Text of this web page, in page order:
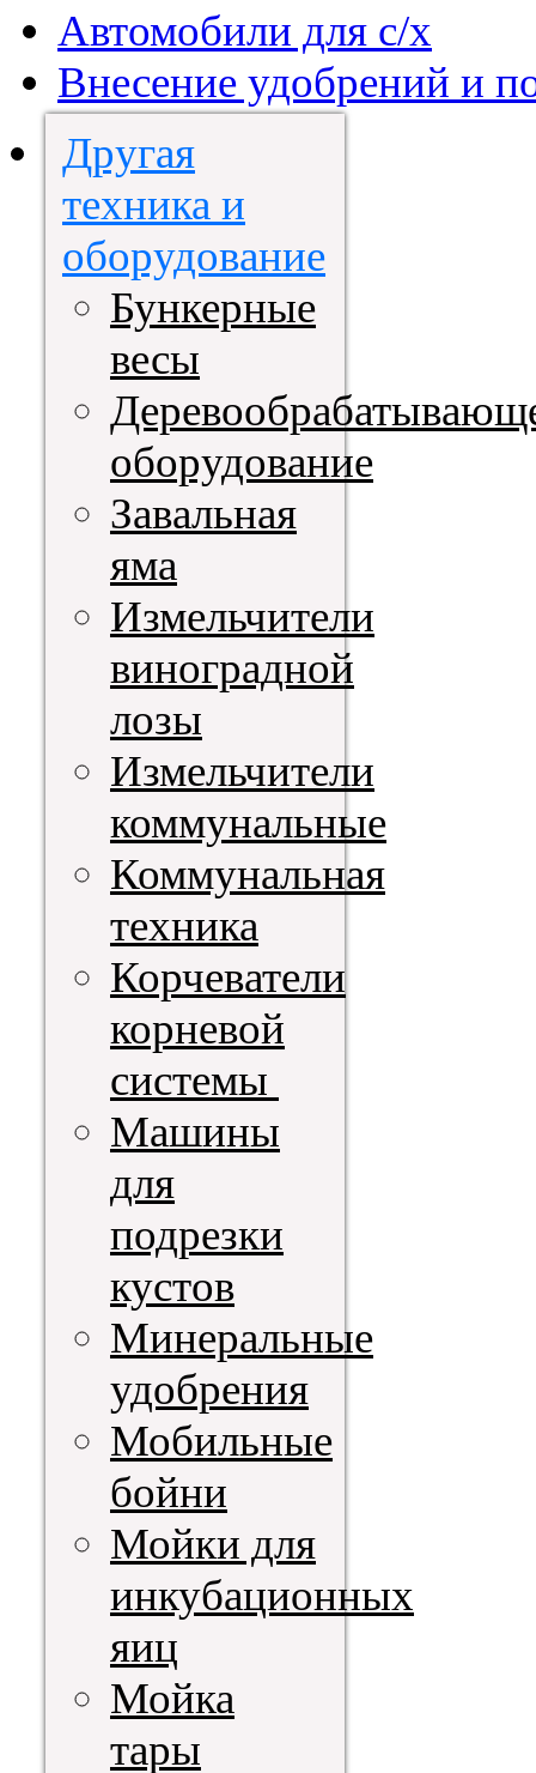
Автомобили для с/х
Внесение удобрений и
Другая
техника и
оборудование
Бункерные
весы
оборудование
Завальная
яма
Измельчители
виноградной
лозы
Измельчители
коммунальные
Коммунальная
техника
Корчеватели
корневой
системы
Машины
для
подрезки
кустов
Минеральные
удобрения
Мобильные
бойни
Мойки для
инкубационных
яиц
Мойка
тары